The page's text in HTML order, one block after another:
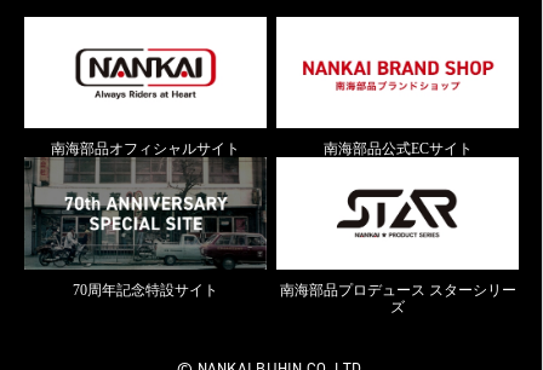
南海部品オフィシャルサイト 南海部品公式ECサイト
70周年記念特設サイト
南海部品プロデュース スターシリー
ズ